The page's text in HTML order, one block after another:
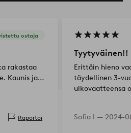
ostaja
rakastaa
Kaunis ja
Raportoi
Tyytyväinen!!
Erittäin hieno
täydellinen 3-
ulkovaatteensa
Sofia I — 2024-